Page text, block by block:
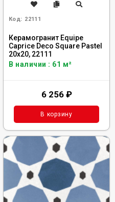
Код: 22111
Керамогранит Equipe
Caprice Deco Square Pastel
20x20, 22111
В наличии : 61 м²
6 256 ₽
В корзину